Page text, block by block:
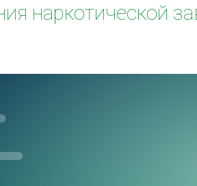
наркотической